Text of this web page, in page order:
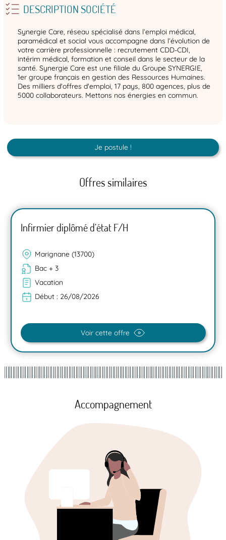
DESCRIPTION SOCIÉTÉ
Synergie Care, réseau spécialisé dans l’emploi médical,
paramédical et social vous accompagne dans l’évolution de
votre carrière professionnelle : recrutement CDD-CDI,
intérim médical, formation et conseil dans le secteur de la
santé. Synergie Care est une filiale du Groupe SYNERGIE,
1er groupe français en gestion des Ressources Humaines.
Des milliers d'offres d'emploi, 17 pays, 800 agences, plus de
5000 collaborateurs. Mettons nos énergies en commun.
Je postule !
Offres similaires
Infirmier diplômé d’état F/H
Marignane (13700)
Bac + 3
Vacation
Début : 26/08/2026
Voir cette offre
Accompagnement